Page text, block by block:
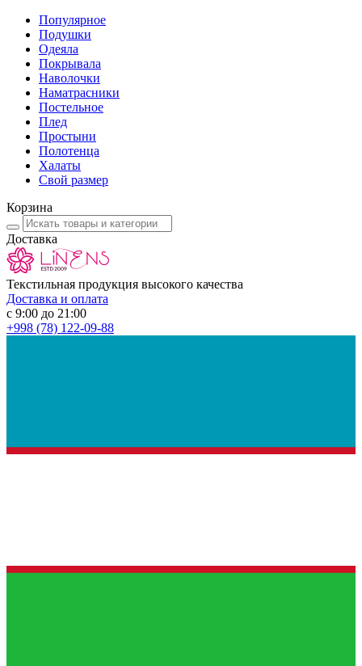
Популярное
Подушки
Одеяла
Покрывала
Наволочки
Наматрасники
Постельное
Плед
Простыни
Полотенца
Халаты
Свой размер
Корзина
Доставка
Текстильная продукция высокого качества
Доставка и оплата
с 9:00 до 21:00
+998 (78) 122-09-88